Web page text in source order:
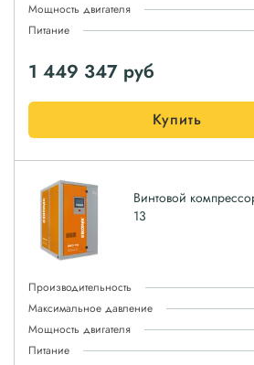
Мощность двигателя
Питание
1 449 347 руб
Купить
Винтовой
13
Производительность
Максимальное давление
Мощность двигателя
Питание